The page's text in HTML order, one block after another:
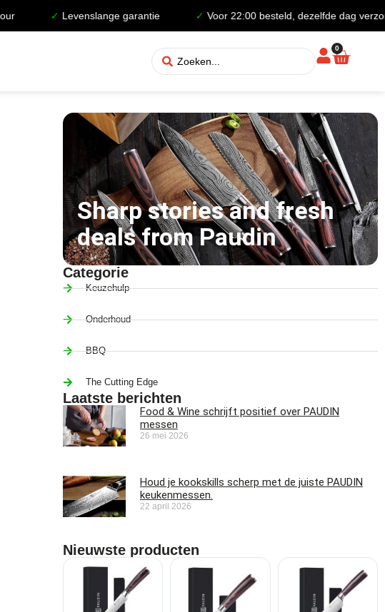
Levenslange garantie Voor 22:00 besteld, dezelfde dag
0
Sharp stories and fresh
deals from Paudin
Categorie
Keuzehulp
Onderhoud
BBQ
The Cutting Edge
Laatste berichten
Food & Wine schrijft positief over PAUDIN
messen
26 mei 2026
Houd je kookskills scherp met de juiste PAUDIN
keukenmessen.
22 april 2026
Nieuwste producten